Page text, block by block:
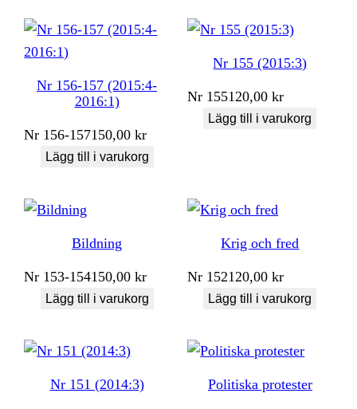
Nr 156-157 (2015:4-
2016:1)
Nr 156-157150,00kr
Lägg till i varukorg
Nr 155 (2015:3)
Nr 155120,00kr
Lägg till i varukorg
Bildning
Nr 153-154150,00kr
Lägg till i varukorg
Krig och fred
Nr 152120,00kr
Lägg till i varukorg
Nr 151 (2014:3) Politiska protester